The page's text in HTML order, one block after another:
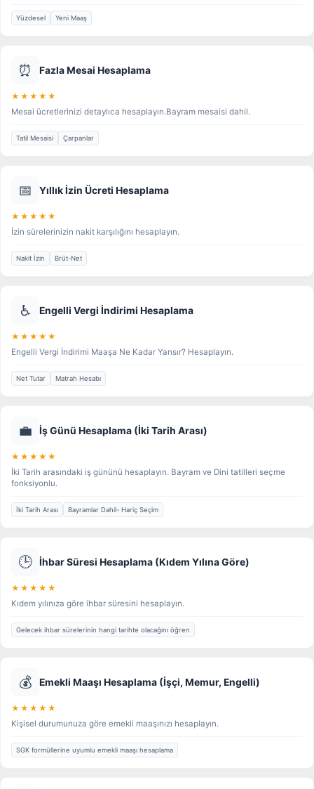
Yüzdesel Yeni Maaş
⏰ Fazla Mesai Hesaplama
★★★★★
Mesai ücretlerinizi detaylıca hesaplayın.Bayram mesaisi dahil.
Tatil Mesaisi Çarpanlar
📅 Yıllık İzin Ücreti Hesaplama
★★★★★
İzin sürelerinizin nakit karşılığını hesaplayın.
Nakit İzin Brüt-Net
♿ Engelli Vergi İndirimi Hesaplama
★★★★★
Engelli Vergi İndirimi Maaşa Ne Kadar Yansır? Hesaplayın.
Net Tutar Matrah Hesabı
💼 İş Günü Hesaplama (İki Tarih Arası)
★★★★★
İki Tarih arasındaki iş gününü hesaplayın. Bayram ve Dini tatilleri seçme
fonksiyonlu.
İki Tarih Arası Bayramlar Dahil- Hariç Seçim
🕒 İhbar Süresi Hesaplama (Kıdem Yılına Göre)
★★★★★
Kıdem yılınıza göre ihbar süresini hesaplayın.
Gelecek ihbar sürelerinin hangi tarihte olacağını öğren
💰 Emekli Maaşı Hesaplama (İşçi, Memur, Engelli)
★★★★★
Kişisel durumunuza göre emekli maaşınızı hesaplayın.
SGK formüllerine uyumlu emekli maaşı hesaplama